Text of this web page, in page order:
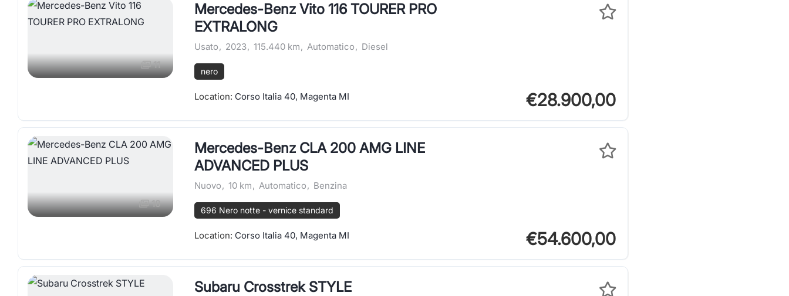
11
Mercedes-Benz Vito 116 TOURER PRO
EXTRALONG
Usato, 2023, 115.440 km, Automatico, Diesel
nero
Location: Corso Italia 40, Magenta MI €28.900,00
18
Mercedes-Benz CLA 200 AMG LINE
ADVANCED PLUS
Nuovo, 10 km, Automatico, Benzina
696 Nero notte - vernice standard
Location: Corso Italia 40, Magenta MI €54.600,00
Subaru Crosstrek STYLE